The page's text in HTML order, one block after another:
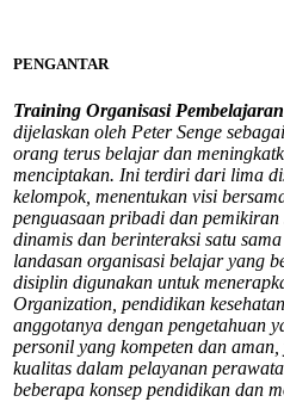
PENGANTAR
Training Organisasi Pembelajaran
dijelaskan oleh Peter Senge
orang terus belajar dan
menciptakan. Ini terdiri dari lima
kelompok, menentukan visi
penguasaan pribadi dan pemikiran
dinamis dan berinteraksi satu
landasan organisasi belajar yang
disiplin digunakan untuk
Organization, pendidikan
anggotanya dengan pengetahuan
personil yang kompeten dan
kualitas dalam pelayanan
beberapa konsep pendidikan dan